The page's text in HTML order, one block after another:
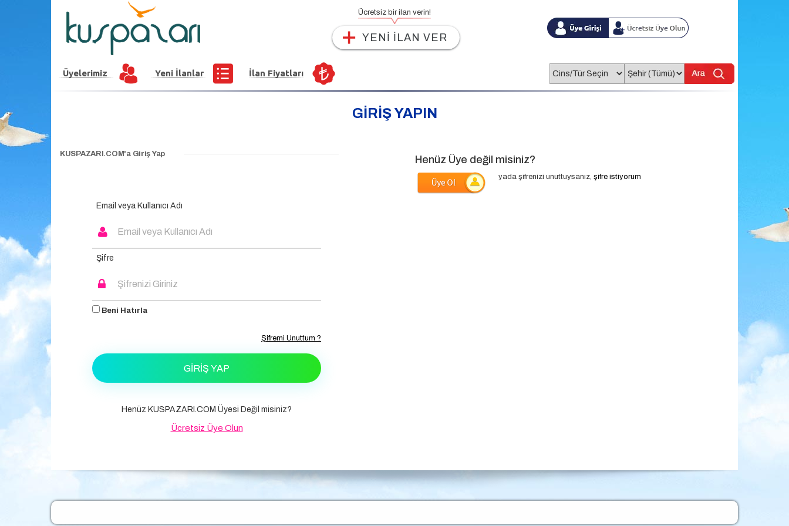
Ücretsiz bir ilan verin!
YENİ İLAN VER
Üyelerimiz Yeni İlanlar İlan Fiyatları
GİRİŞ YAPIN
KUSPAZARI.COM'a Giriş Yap
Email veya Kullanıcı Adı
Şifre
Beni Hatırla
Şifremi Unuttum ?
GIRIŞ YAP
Henüz KUSPAZARI.COM Üyesi Değil misiniz?
Ücretsiz Üye Olun
Henüz Üye değil misiniz?
yada şifrenizi unuttuysanız, şifre istiyorum